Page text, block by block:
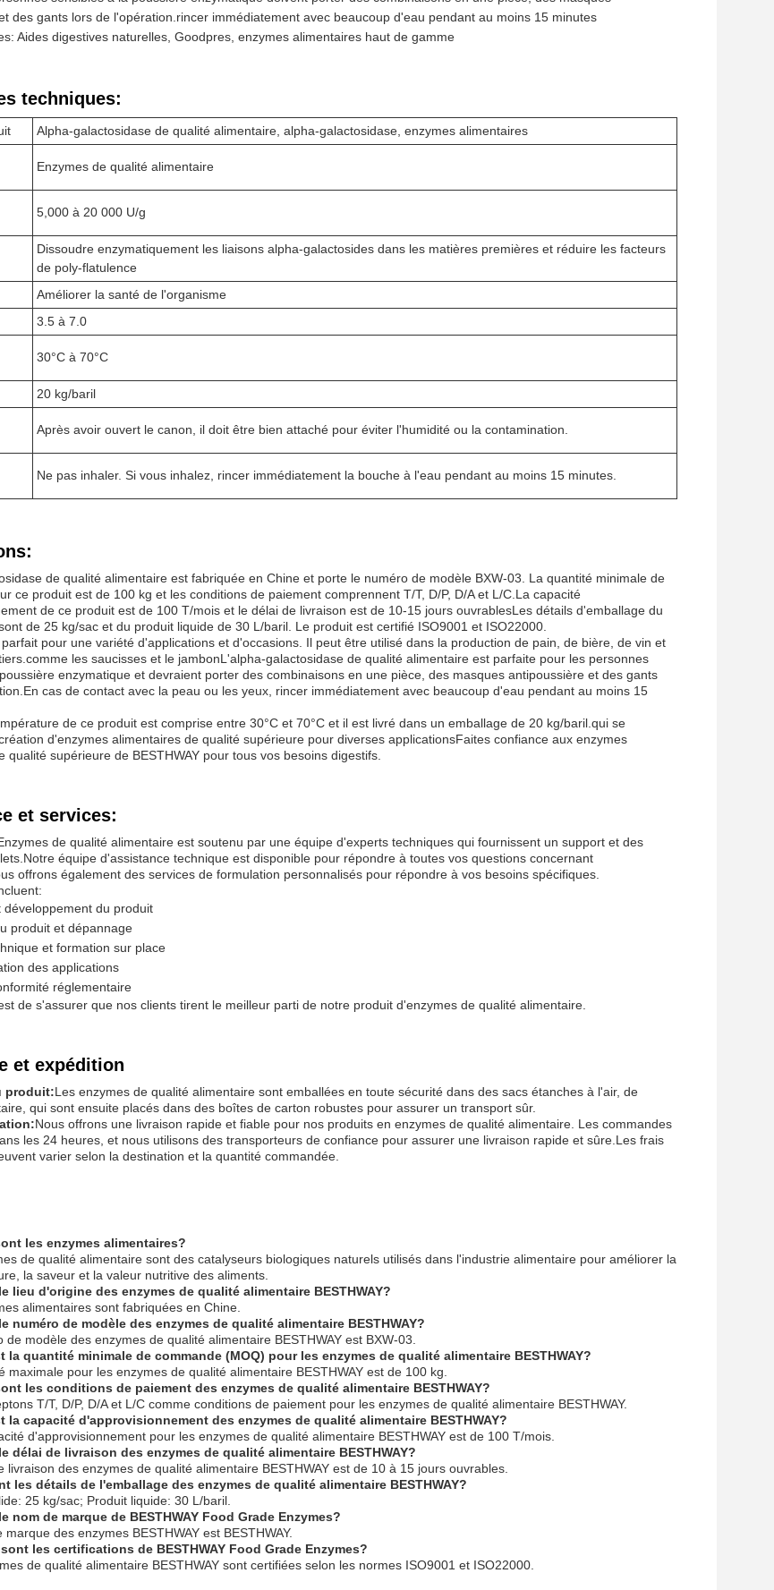
des gants lors de l'opération.rincer immédiatement avec beaucoup d'eau pendant au moins 15 minutes
Aides digestives naturelles, Goodpres, enzymes alimentaires haut de gamme
techniques:
Alpha-galactosidase de qualité alimentaire, alpha-galactosidase, enzymes alimentaires
Enzymes de qualité alimentaire
5,000 à 20 000 U/g
Dissoudre enzymatiquement les liaisons alpha-galactosides dans les matières premières et réduire les facteurs
de poly-flatulence
Améliorer la santé de l'organisme
3.5 à 7.0
30°C à 70°C
20 kg/baril
Après avoir ouvert le canon, il doit être bien attaché pour éviter l'humidité ou la contamination.
Ne pas inhaler. Si vous inhalez, rincer immédiatement la bouche à l'eau pendant au moins 15 minutes.
de qualité alimentaire est fabriquée en Chine et porte le numéro de modèle BXW-03. La quantité minimale de
ce produit est de 100 kg et les conditions de paiement comprennent T/T, D/P, D/A et L/C.La capacité
de ce produit est de 100 T/mois et le délai de livraison est de 10-15 jours ouvrablesLes détails d'emballage du
de 25 kg/sac et du produit liquide de 30 L/baril. Le produit est certifié ISO9001 et ISO22000.
pour une variété d'applications et d'occasions. Il peut être utilisé dans la production de pain, de bière, de vin et
les saucisses et le jambonL'alpha-galactosidase de qualité alimentaire est parfaite pour les personnes
enzymatique et devraient porter des combinaisons en une pièce, des masques antipoussière et des gants
cas de contact avec la peau ou les yeux, rincer immédiatement avec beaucoup d'eau pendant au moins 15
de ce produit est comprise entre 30°C et 70°C et il est livré dans un emballage de 20 kg/baril.qui se
d'enzymes alimentaires de qualité supérieure pour diverses applicationsFaites confiance aux enzymes
qualité supérieure de BESTHWAY pour tous vos besoins digestifs.
et services:
de qualité alimentaire est soutenu par une équipe d'experts techniques qui fournissent un support et des
équipe d'assistance technique est disponible pour répondre à toutes vos questions concernant
offrons également des services de formulation personnalisés pour répondre à vos besoins spécifiques.
développement du produit
produit et dépannage
et formation sur place
des applications
réglementaire
de s'assurer que nos clients tirent le meilleur parti de notre produit d'enzymes de qualité alimentaire.
et expédition
produit:Les enzymes de qualité alimentaire sont emballées en toute sécurité dans des sacs étanches à l'air, de
qui sont ensuite placés dans des boîtes de carton robustes pour assurer un transport sûr.
Nous offrons une livraison rapide et fiable pour nos produits en enzymes de qualité alimentaire. Les commandes
les 24 heures, et nous utilisons des transporteurs de confiance pour assurer une livraison rapide et sûre.Les frais
varier selon la destination et la quantité commandée.
les enzymes alimentaires?
de qualité alimentaire sont des catalyseurs biologiques naturels utilisés dans l'industrie alimentaire pour améliorer la
la saveur et la valeur nutritive des aliments.
lieu d'origine des enzymes de qualité alimentaire BESTHWAY?
alimentaires sont fabriquées en Chine.
numéro de modèle des enzymes de qualité alimentaire BESTHWAY?
de modèle des enzymes de qualité alimentaire BESTHWAY est BXW-03.
la quantité minimale de commande (MOQ) pour les enzymes de qualité alimentaire BESTHWAY?
maximale pour les enzymes de qualité alimentaire BESTHWAY est de 100 kg.
les conditions de paiement des enzymes de qualité alimentaire BESTHWAY?
T/T, D/P, D/A et L/C comme conditions de paiement pour les enzymes de qualité alimentaire BESTHWAY.
la capacité d'approvisionnement des enzymes de qualité alimentaire BESTHWAY?
d'approvisionnement pour les enzymes de qualité alimentaire BESTHWAY est de 100 T/mois.
délai de livraison des enzymes de qualité alimentaire BESTHWAY?
livraison des enzymes de qualité alimentaire BESTHWAY est de 10 à 15 jours ouvrables.
les détails de l'emballage des enzymes de qualité alimentaire BESTHWAY?
25 kg/sac; Produit liquide: 30 L/baril.
nom de marque de BESTHWAY Food Grade Enzymes?
des enzymes BESTHWAY est BESTHWAY.
les certifications de BESTHWAY Food Grade Enzymes?
de qualité alimentaire BESTHWAY sont certifiées selon les normes ISO9001 et ISO22000.